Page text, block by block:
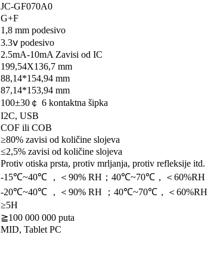
JC-GF070A0
G+F
1,8 mm podesivo
3.3ⅴ podesivo
2.5mA-10mA Zavisi od IC
199,54X136,7 mm
88,14*154,94 mm
87,14*153,94 mm
100±30￠ 6 kontaktna šipka
I2C, USB
COF ili COB
≥80% zavisi od količine slojeva
≤2,5% zavisi od količine slojeva
Protiv otiska prsta, protiv mrljanja, protiv refleksije itd.
-15℃~40℃ ，＜90% RH；40℃~70℃，＜60%RH
-20℃~40℃ ，＜90% RH ；40℃~70℃，＜60%RH
≥5H
≧100 000 000 puta
MID, Tablet PC